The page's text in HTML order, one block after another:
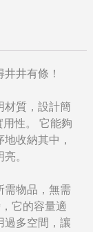
井有條！
材質，設計簡
性。 它能夠
收納其中，
。
需物品，無需
它的容量適
過多空間，讓